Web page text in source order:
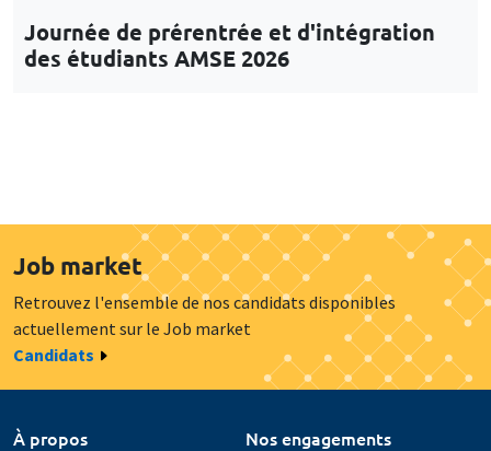
Journée de prérentrée et d'intégration
des étudiants AMSE 2026
Job market
Retrouvez l'ensemble de nos candidats disponibles
actuellement sur le Job market
Candidats
À propos
Nos engagements